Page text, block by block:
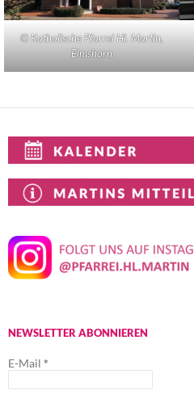
© Katholische Pfarrei Hl. Martin,
Elmshorn
NEWSLETTER ABONNIEREN
E-Mail *